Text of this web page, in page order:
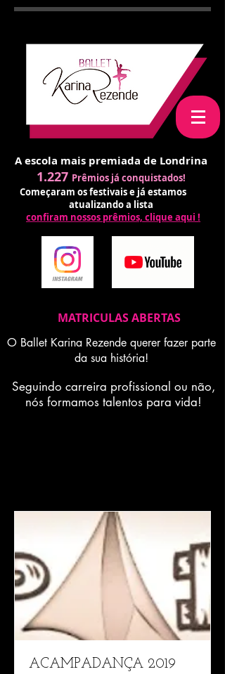
A escola mais premiada de Londrina
1.227 Prêmios já conquistados!
Começaram os festivais e já estamos
atualizando a lista
confiram nossos prêmios, clique aqui !
MATRICULAS ABERTAS
O Ballet Karina Rezende querer fazer parte
da sua história!
Seguindo carreira profissional ou não,
nós formamos talentos para vida!
ACAMPADANÇA 2019